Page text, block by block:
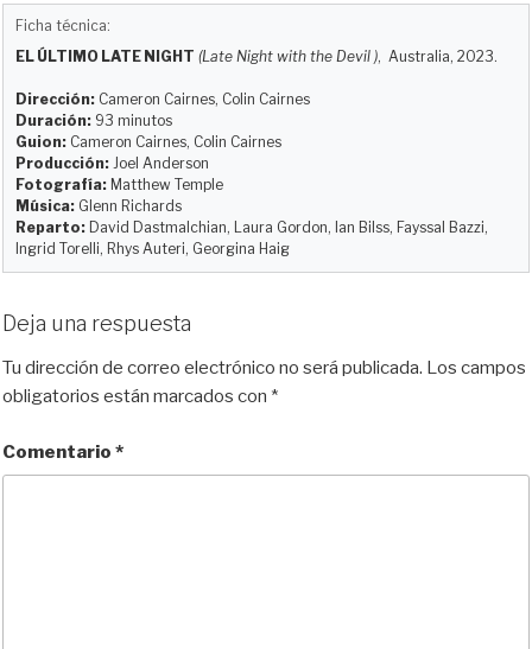
u
e
s
k
y
o
d
o
n
b
o
o
k
i
t
l
a
r
i
Ficha técnica:
EL ÚLTIMO LATE NIGHT (Late Night with the Devil ), Australia, 2023.
Dirección: Cameron Cairnes, Colin Cairnes
Duración: 93 minutos
Guion: Cameron Cairnes, Colin Cairnes
Producción: Joel Anderson
Fotografía: Matthew Temple
Música: Glenn Richards
Reparto: David Dastmalchian, Laura Gordon, Ian Bilss, Fayssal Bazzi,
Ingrid Torelli, Rhys Auteri, Georgina Haig
Deja una respuesta
Tu dirección de correo electrónico no será publicada. Los campos
obligatorios están marcados con *
Comentario *